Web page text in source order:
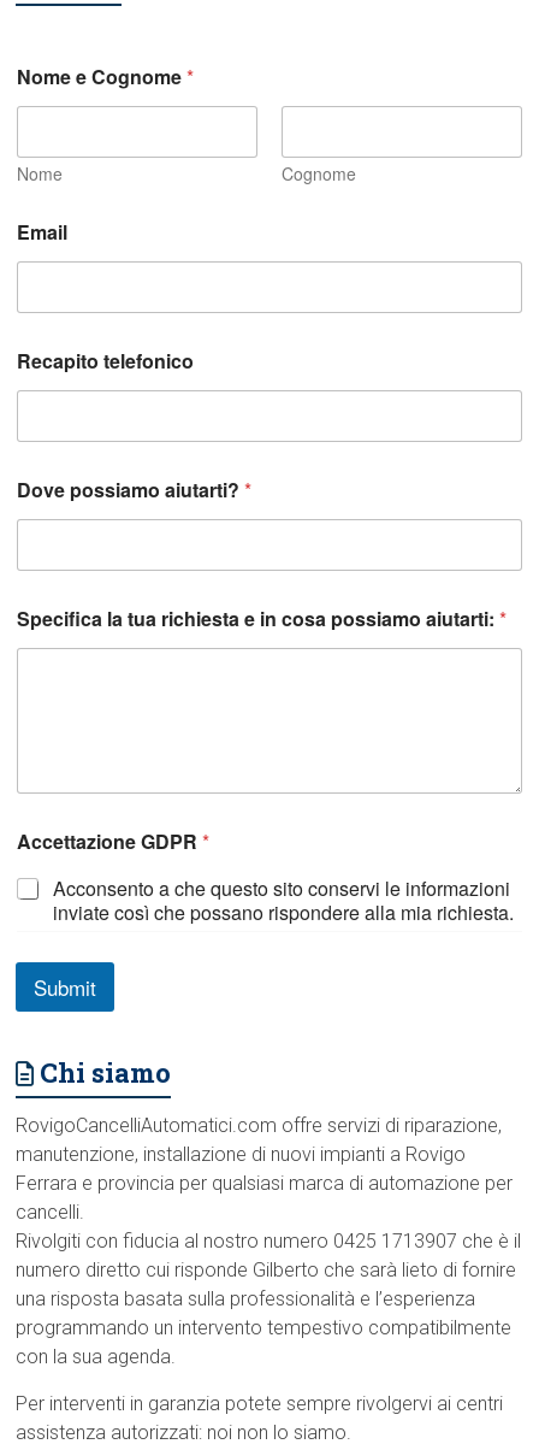
Nome e Cognome*
Nome Cognome
n
*
u
Email
Recapito telefonico
Dove possiamo aiutarti?*
Specifica la tua richiesta e in cosa possiamo aiutarti:*
Accettazione GDPR*
Acconsento a che questo sito conservi le informazioni
inviate così che possano rispondere alla mia richiesta.
Submit
Chi siamo
RovigoCancelliAutomatici.com offre servizi di riparazione,
manutenzione, installazione di nuovi impianti a Rovigo
Ferrara e provincia per qualsiasi marca di automazione per
cancelli.
Rivolgiti con fiducia al nostro numero 0425 1713907 che è il
numero diretto cui risponde Gilberto che sarà lieto di fornire
una risposta basata sulla professionalità e l’esperienza
programmando un intervento tempestivo compatibilmente
con la sua agenda.
Per interventi in garanzia potete sempre rivolgervi ai centri
assistenza autorizzati: noi non lo siamo.